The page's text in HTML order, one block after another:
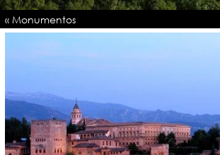
« Monumentos